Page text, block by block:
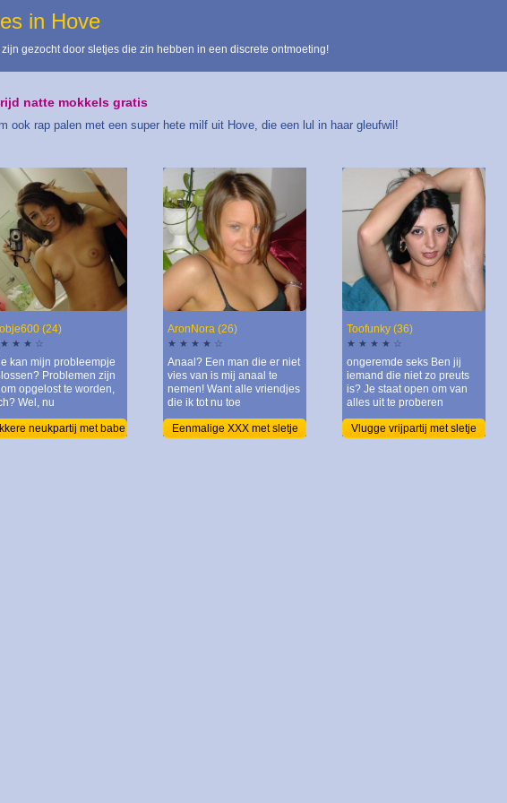
in Hove
gezocht door sletjes die zin hebben in een discrete ontmoeting!
natte mokkels gratis
ook rap palen met een super hete milf uit Hove, die een lul in haar gleufwil!
(24)
★ ★ ☆
kan mijn probleempje
Problemen zijn
opgelost te worden,
Wel, nu
neukpartij met babe
AronNora (26)
★ ★ ★ ★ ☆
Anaal? Een man die er niet
vies van is mij anaal te
nemen! Want alle vriendjes
die ik tot nu toe
Eenmalige XXX met sletje
Toofunky (36)
★ ★ ★ ★ ☆
ongeremde seks Ben jij
iemand die niet zo preuts
is? Je staat open om van
alles uit te proberen
Vlugge vrijpartij met sletje